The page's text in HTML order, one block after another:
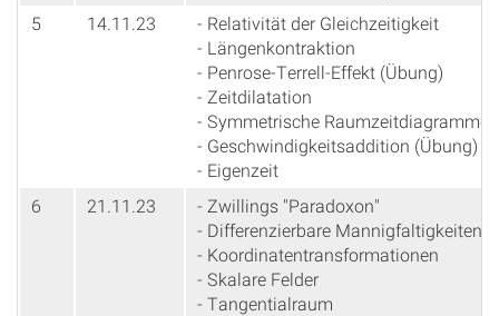
5
14.11.23
- Relativität der Gleichzeitigkeit
- Längenkontraktion
- Penrose-Terrell-Effekt (Übung)
- Zeitdilatation
- Symmetrische Raumzeitdiagramme
- Geschwindigkeitsaddition (Übung)
- Eigenzeit
6
21.11.23
- Zwillings "Paradoxon"
- Differenzierbare Mannigfaltigkeiten
- Koordinatentransformationen
- Skalare Felder
- Tangentialraum